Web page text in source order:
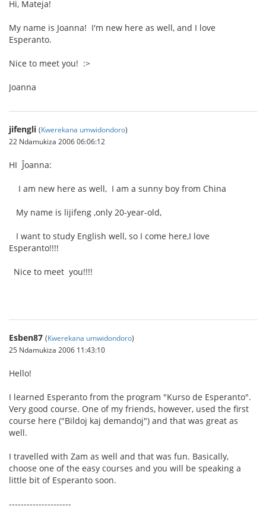
Hi, Mateja!
My name is Joanna! I'm new here as well, and I love
Esperanto.
Nice to meet you! :>
Joanna
jifengli (Kwerekana umwidondoro)
22 Ndamukiza 2006 06:06:12
HI Ĵoanna:
I am new here as well, I am a sunny boy from China
My name is lijifeng ,only 20-year-old,
I want to study English well, so I come here,I love
Esperanto!!!!
Nice to meet you!!!!
Esben87 (Kwerekana umwidondoro)
25 Ndamukiza 2006 11:43:10
Hello!
I learned Esperanto from the program "Kurso de Esperanto".
Very good course. One of my friends, however, used the first
course here ("Bildoj kaj demandoj") and that was great as
well.
I travelled with Zam as well and that was fun. Basically,
choose one of the easy courses and you will be speaking a
little bit of Esperanto soon.
---------------------